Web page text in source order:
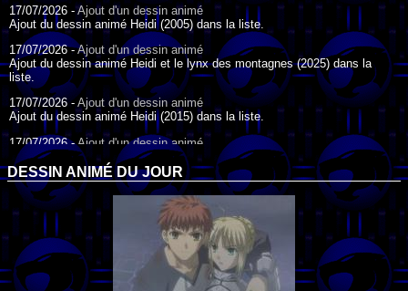
17/07/2026 -Ajout d'un dessin animé
Ajout du dessin animé Heidi (2005) dans la liste.
17/07/2026 -Ajout d'un dessin animé
Ajout du dessin animé Heidi et le lynx des montagnes (2025) dans la
liste.
17/07/2026 - Ajout d'un dessin animé
Ajout du dessin animé Heidi (2015) dans la liste.
17/07/2026 -Ajout d'un dessin animé
Ajout du dessin animé Heidi (1995) dans la liste.
09/07/2026 -Ajout d'un dessin animé
Ajout du dessin animé Genki l'Aventurier de la Chance (2006) dans la
liste.
04/07/2026 -Ajout d'un dessin animé
Ajout du dessin animé Vilain Petit Canard (2000) dans la liste.
04/07/2026 -
Ajout d'un dessin animé
DESSIN ANIMÉ DU JOUR